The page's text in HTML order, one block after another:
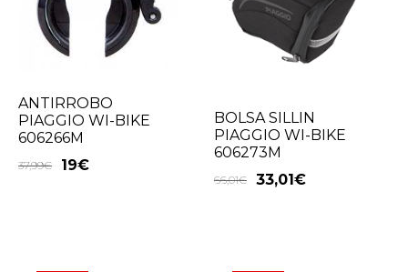
ANTIRROBO
PIAGGIO WI-BIKE
606266M
37,99€ 19€
BOLSA SILLIN
PIAGGIO WI-BIKE
606273M
66,01€ 33,01€